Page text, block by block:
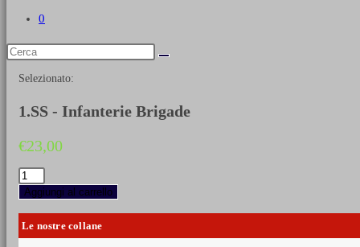
0
Selezionato:
1.SS - Infanterie Brigade
€23,00
1.SS
-
Infanterie
Brigade
quantità
Aggiungi al carrello
Le nostre collane